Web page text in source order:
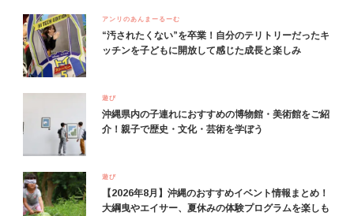
アンリのあんまーるーむ
“汚されたくない”を卒業！自分のテリトリーだったキ
ッチンを子どもに開放して感じた成長と楽しみ
遊び
沖縄県内の子連れにおすすめの博物館・美術館をご紹
介！親子で歴史・文化・芸術を学ぼう
遊び
【2026年8月】沖縄のおすすめイベント情報まとめ！
大綱曳やエイサー、夏休みの体験プログラムを楽しも